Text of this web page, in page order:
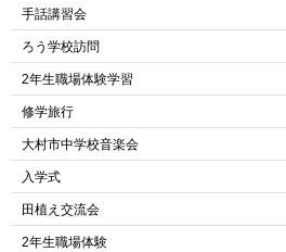
手話講習会
ろう学校訪問
2年生職場体験学習
修学旅行
大村市中学校音楽会
入学式
田植え交流会
2年生職場体験